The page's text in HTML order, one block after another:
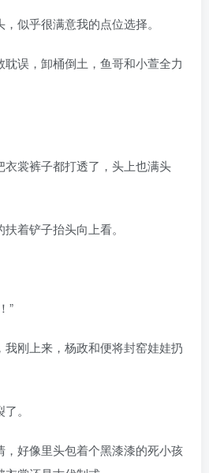
似乎很满意我的点位选择。
误，卸桶倒土，鱼哥和小萱全力
裳裤子都打透了，头上也满头
着铲子抬头向上看。
”
刚上来，杨政和便将封窑娃娃扔
。
好像里头包着个黑漆漆的死小孩